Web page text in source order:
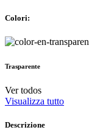
Colori:
Trasparente
Ver todos
Visualizza tutto
Descrizione